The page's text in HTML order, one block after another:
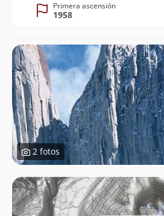
Primera ascensión
1958
2 fotos